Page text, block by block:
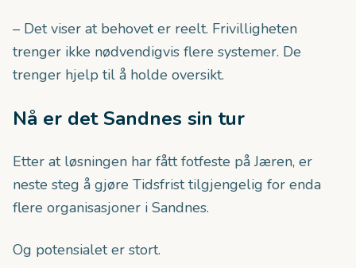
– Det viser at behovet er reelt. Frivilligheten
trenger ikke nødvendigvis flere systemer. De
trenger hjelp til å holde oversikt.
Nå er det Sandnes sin tur
Etter at løsningen har fått fotfeste på Jæren, er
neste steg å gjøre Tidsfrist tilgjengelig for enda
flere organisasjoner i Sandnes.
Og potensialet er stort.